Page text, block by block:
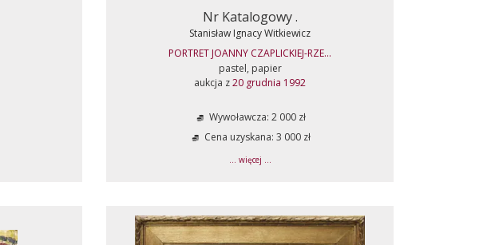
Nr Katalogowy .
Stanisław Ignacy Witkiewicz
PORTRET JOANNY CZAPLICKIEJ-RZE...
pastel, papier
aukcja z20 grudnia 1992
Wywoławcza: 2 000 zł
Cena uzyskana: 3 000 zł
... więcej ...